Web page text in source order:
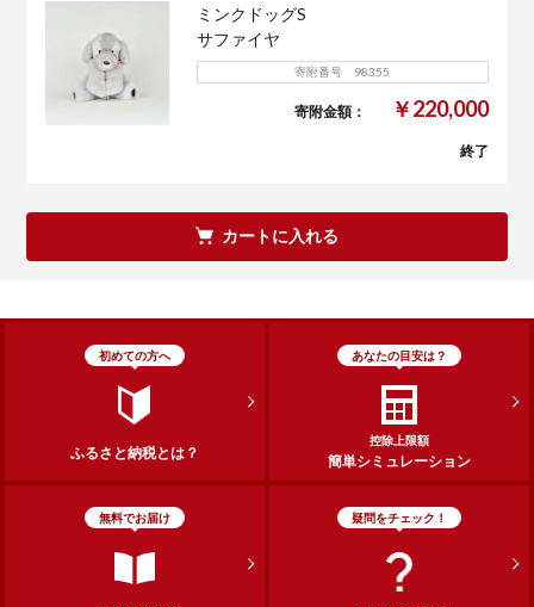
ミンクドッグS
サファイヤ
寄附番号 98355
寄附金額： ￥220,000
終了
カートに入れる
初めての方へ
ふるさと納税とは？
あなたの目安は？
控除上限額
簡単シミュレーション
無料でお届け 疑問をチェック！